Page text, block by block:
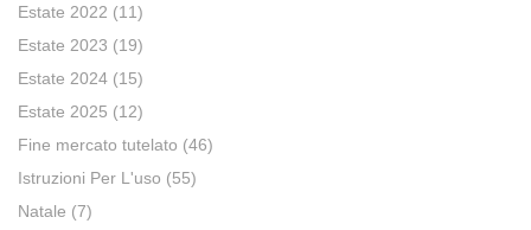
Estate 2022 (11)
Estate 2023 (19)
Estate 2024 (15)
Estate 2025 (12)
Fine mercato tutelato (46)
Istruzioni Per L'uso (55)
Natale (7)